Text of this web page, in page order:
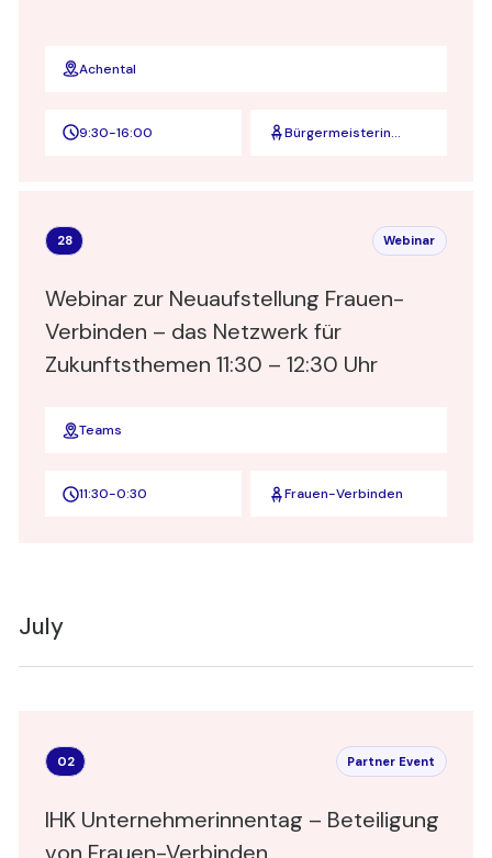
Achental
9:30-16:00
Bürgermeisterin
28 Webinar
Webinar zur Neuaufstellung Frauen-
Verbinden – das Netzwerk für
Zukunftsthemen 11:30 – 12:30 Uhr
Teams
11:30-0:30 Frauen-Verbinden
July
02 Partner Event
IHK Unternehmerinnentag – Beteiligung
von Frauen-Verbinden